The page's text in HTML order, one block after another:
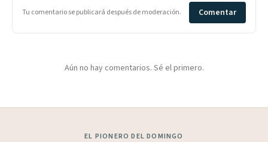
Tu comentario se publicará después de moderación. Comentar
Aún no hay comentarios. Sé el primero.
EL PIONERO DEL DOMINGO